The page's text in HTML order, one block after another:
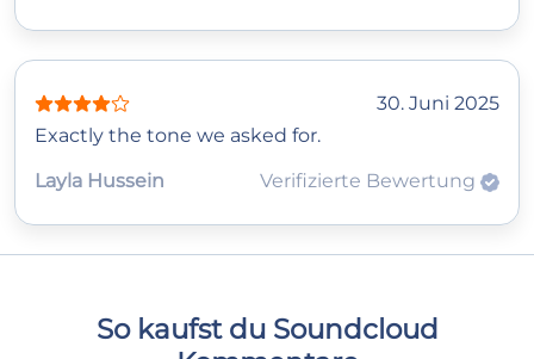
30. Juni 2025
Exactly the tone we asked for.
Layla Hussein
Verifizierte Bewertung
So kaufst du Soundcloud